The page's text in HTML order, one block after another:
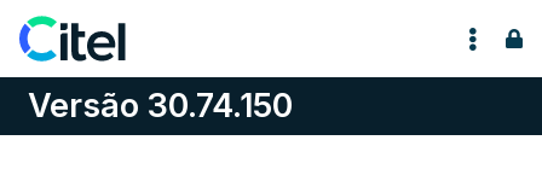
Pular para o conteúdo
Versão 30.74.150